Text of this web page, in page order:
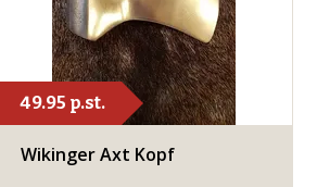
49.95 p.st.
Wikinger Axt Kopf